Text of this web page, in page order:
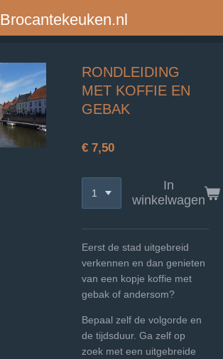
Brocantekeuken.nl
RONDLEIDING
MET KOFFIE EN
GEBAK
€ 7,50
In
winkelwagen
Eerst de stad uitgebreid
verkennen en dan genieten
van een kopje koffie met
gebak of andersom?
Bepaal zelf de volgorde en
de tijdsduur. Ga zelf op
zoek met een uitgebreide